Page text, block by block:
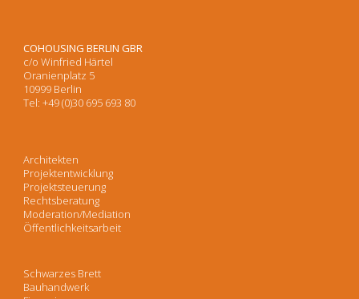
COHOUSING BERLIN GBR
c/o Winfried Härtel
Oranienplatz 5
10999 Berlin
Tel: +49 (0)30 695 693 80
Architekten
Projektentwicklung
Projektsteuerung
Rechtsberatung
Moderation/Mediation
Öffentlichkeitsarbeit
Schwarzes Brett
Bauhandwerk